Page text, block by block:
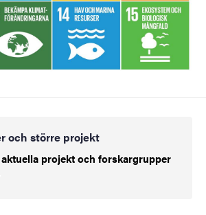
och större projekt
projekt och forskargrupper